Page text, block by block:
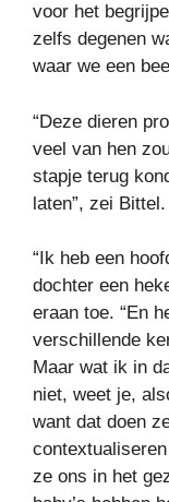
voor het
zelfs degenen
waar we een
“Deze dieren
veel van hen
stapje terug
laten”, zei Bittel.
“Ik heb een
dochter een
eraan toe. “En
verschillende
Maar wat ik in
niet, weet je,
want dat doen
ze ons in het